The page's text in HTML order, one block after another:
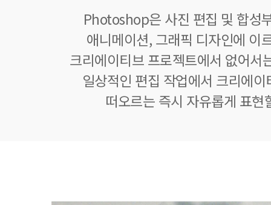
Photoshop은 사진 편집 및 합성
애니메이션, 그래픽 디자인에 이
크리에이티브 프로젝트에서 없어서
일상적인 편집 작업에서 크리에
떠오르는 즉시 자유롭게 표현